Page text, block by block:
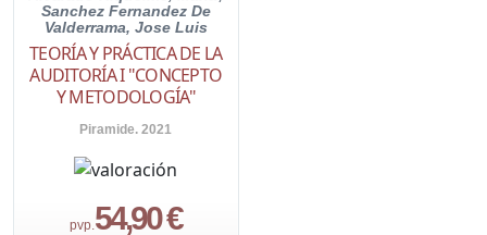
Sanchez Fernandez De
Valderrama, Jose Luis
TEORÍA Y PRÁCTICA DE LA
AUDITORÍA I "CONCEPTO
Y METODOLOGÍA"
Piramide. 2021
pvp. 54,90 €